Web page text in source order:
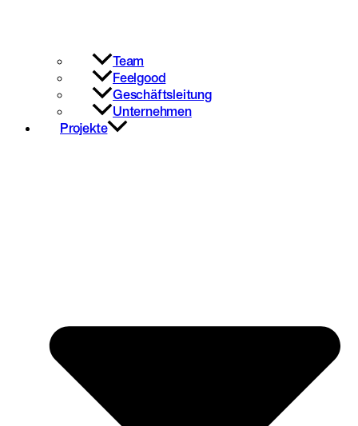
Team
Feelgood
Geschäftsleitung
Unternehmen
Projekte